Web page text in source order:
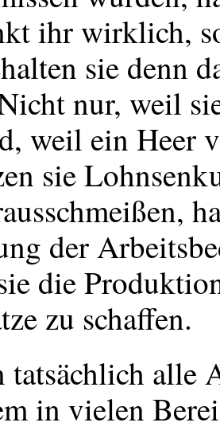
ihr wirklich,
sie denn
nur, weil
weil ein Heer
sie
der
die
zu schaffen.
tatsächlich alle
in vielen